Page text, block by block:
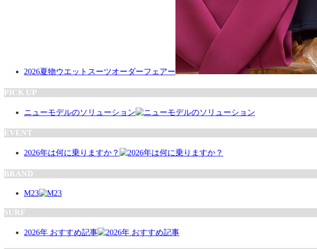
2026夏物ウエットスーツオーダーフェアー
PICK UP
ニューモデルのソリューション
EVENT
2026年は何に乗りますか？
BRAND
M23
SURF
2026年 おすすめ記事